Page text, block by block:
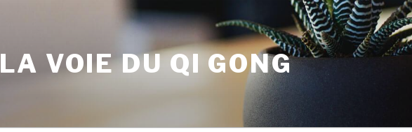
LA VOIE DU QI GONG